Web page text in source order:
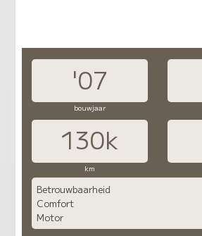
'07
bouwjaar
130k
km
Betrouwbaarheid
Comfort
Motor